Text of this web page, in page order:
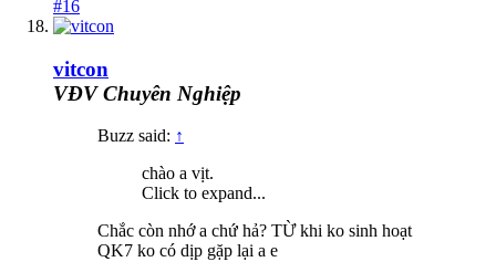
#16
vitcon
VĐV Chuyên Nghiệp
Buzz said: ↑
chào a vịt.
Click to expand...
Chắc còn nhớ a chứ hả? TỪ khi ko sinh hoạt
QK7 ko có dịp gặp lại a e